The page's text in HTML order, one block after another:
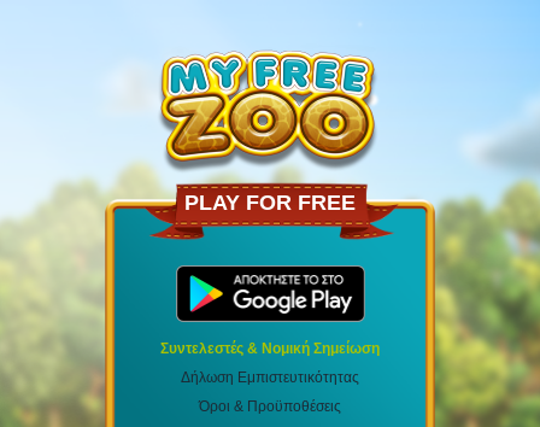
PLAY FOR FREE
Συντελεστές & Νομική Σημείωση
Δήλωση Εμπιστευτικότητας
Όροι & Προϋποθέσεις